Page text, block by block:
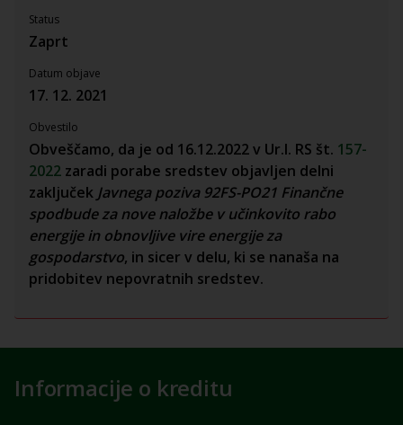
Informacije o kreditu
Status
Zaprt
Datum objave
17. 12. 2021
Obvestilo
Obveščamo, da je od 16.12.2022 v Ur.l. RS št. 157-
2022 zaradi porabe sredstev objavljen delni
zaključek Javnega poziva 92FS-PO21 Finančne
spodbude za nove naložbe v učinkovito rabo
energije in obnovljive vire energije za
gospodarstvo, in sicer v delu, ki se nanaša na
pridobitev nepovratnih sredstev.